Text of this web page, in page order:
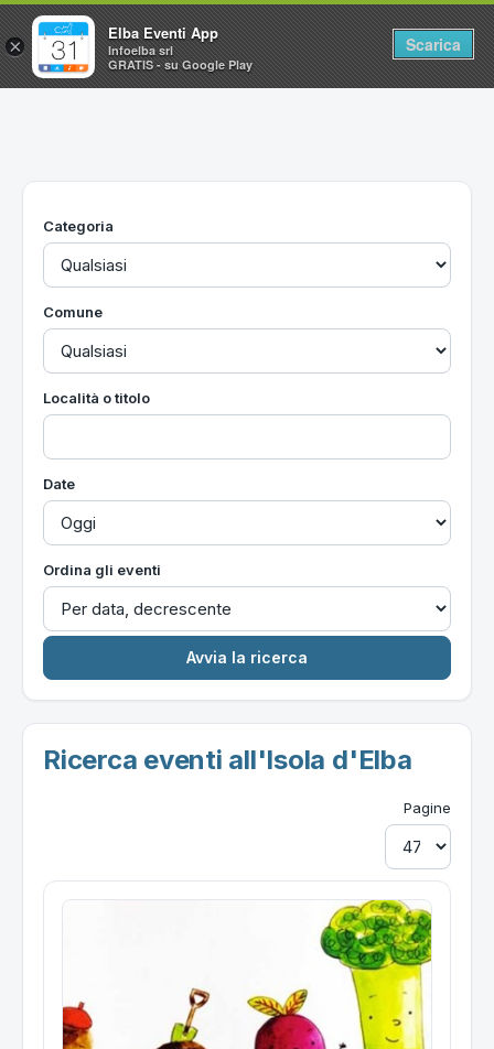
Home
Utilità
Categoria
Comune
Località o titolo
Date
Ordina gli eventi
Ricerca eventi all'Isola d'Elba
Pagine
×
Elba Eventi App
Infoelba srl
GRATIS - su Google Play
Scarica